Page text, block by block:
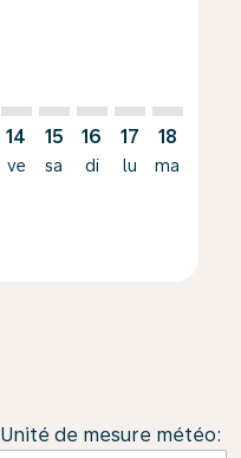
14
ve
15
sa
16
di
17
lu
18
ma
Unité de mesure météo: